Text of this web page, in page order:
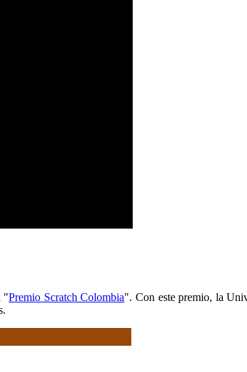
"Premio Scratch Colombia". Con este premio, la